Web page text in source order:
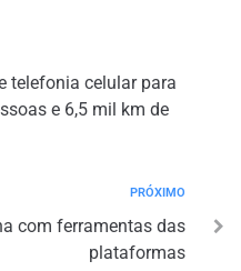
telefonia celular para
e 6,5 mil km de
PRÓXIMO
com ferramentas das
plataformas